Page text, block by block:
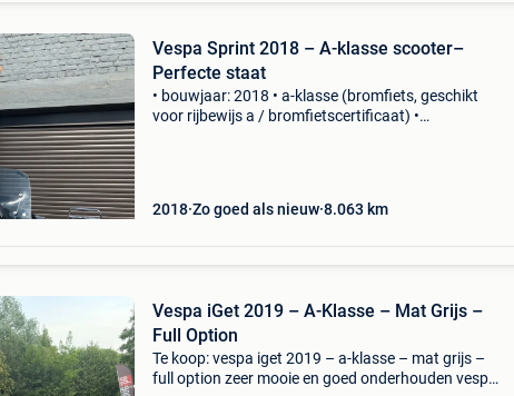
Vespa Sprint 2018 – A-klasse scooter–
Perfecte staat
• bouwjaar: 2018 • a-klasse (bromfiets, geschikt
voor rijbewijs a / bromfietscertificaat) •
2018 Zo goed als nieuw 8.063 km
Vespa iGet 2019 – A-Klasse – Mat Grijs –
Full Option
Te koop: vespa iget 2019 – a-klasse – mat grijs –
full option zeer mooie en goed onderhouden vespa